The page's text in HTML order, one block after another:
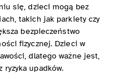
się, dzieci mogą bez
takich jak parkiety czy
bezpieczeństwo
fizycznej. Dzieci w
dlatego ważne jest,
ryzyka upadków.